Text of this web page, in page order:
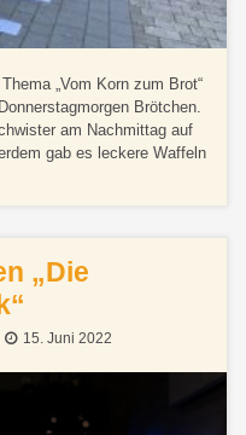
„Vom Korn zum Brot“
Brötchen.
am Nachmittag auf
gab es leckere Waffeln
„Die
15. Juni 2022